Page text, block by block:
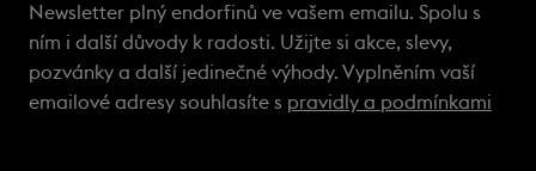
Newsletter plný endorfinů ve vašem emailu. Spolu s
ním i další důvody k radosti. Užijte si akce, slevy,
pozvánky a další jedinečné výhody. Vyplněním vaší
emailové adresy souhlasíte s pravidly a podmínkami